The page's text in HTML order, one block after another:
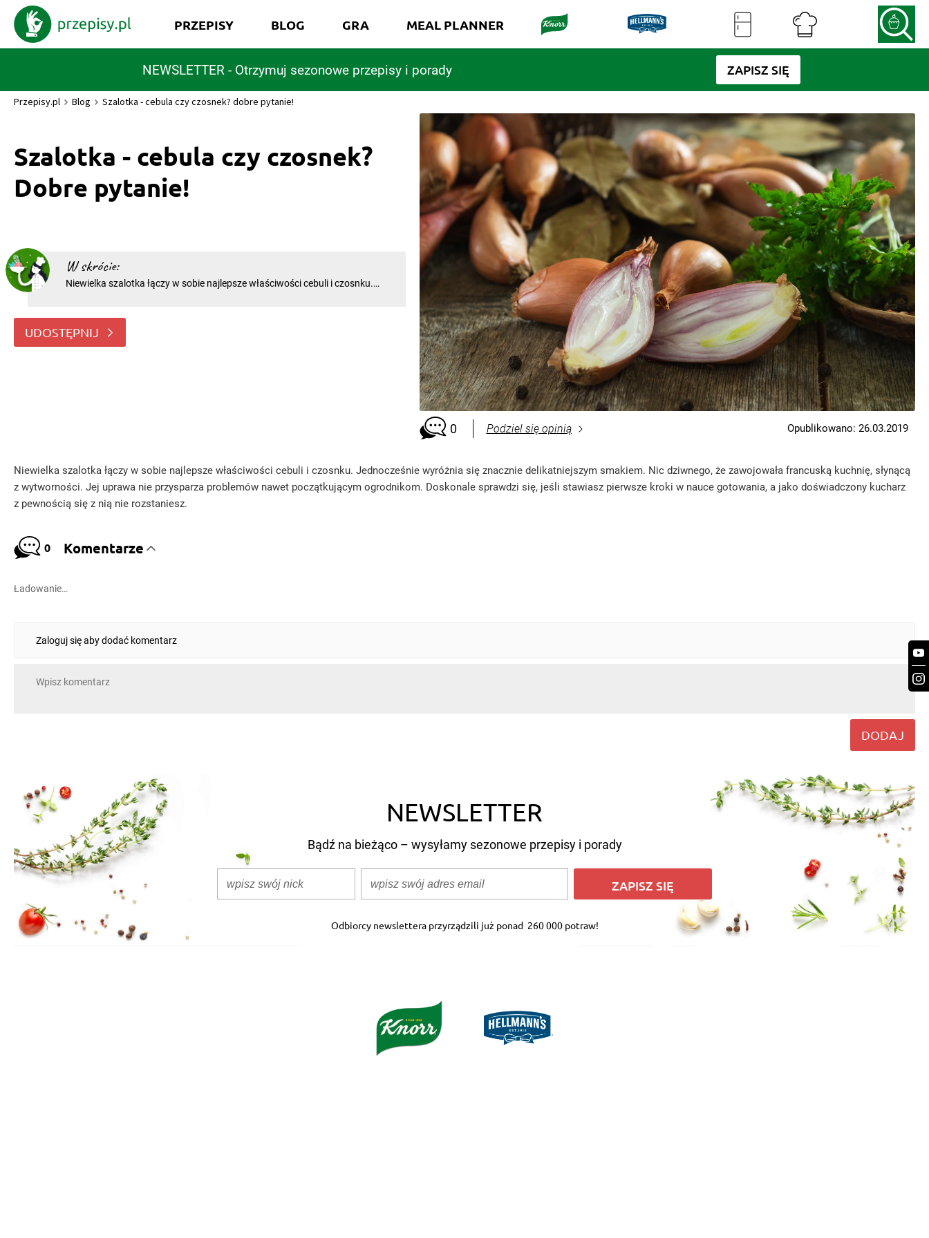
NEWSLETTER - Otrzymuj sezonowe przepisy i porady ZAPISZ SIĘ
PRZEPISY BLOG GRA MEAL PLANNER
Przepisy.pl Blog Szalotka - cebula czy czosnek? dobre pytanie!
Szalotka - cebula czy czosnek?
Dobre pytanie!
W skrócie:
Niewielka szalotka łączy w sobie najlepsze właściwości cebuli i czosnku.
UDOSTĘPNIJ
0 Podziel się opinią Opublikowano: 26.03.2019
Niewielka szalotka łączy w sobie najlepsze właściwości cebuli i czosnku. Jednocześnie wyróżnia się znacznie delikatniejszym smakiem. Nic dziwnego, że zawojowała francuską kuchnię, słynącą
z wytworności. Jej uprawa nie przysparza problemów nawet początkującym ogrodnikom. Doskonale sprawdzi się, jeśli stawiasz pierwsze kroki w nauce gotowania, a jako doświadczony kucharz
z pewnością się z nią nie rozstaniesz.
0 Komentarze
Ładowanie…
Zaloguj się aby dodać komentarz
DODAJ
NEWSLETTER
Bądź na bieżąco – wysyłamy sezonowe przepisy i porady
ZAPISZ SIĘ
Odbiorcy newslettera przyrządzili już ponad 260 000 potraw!